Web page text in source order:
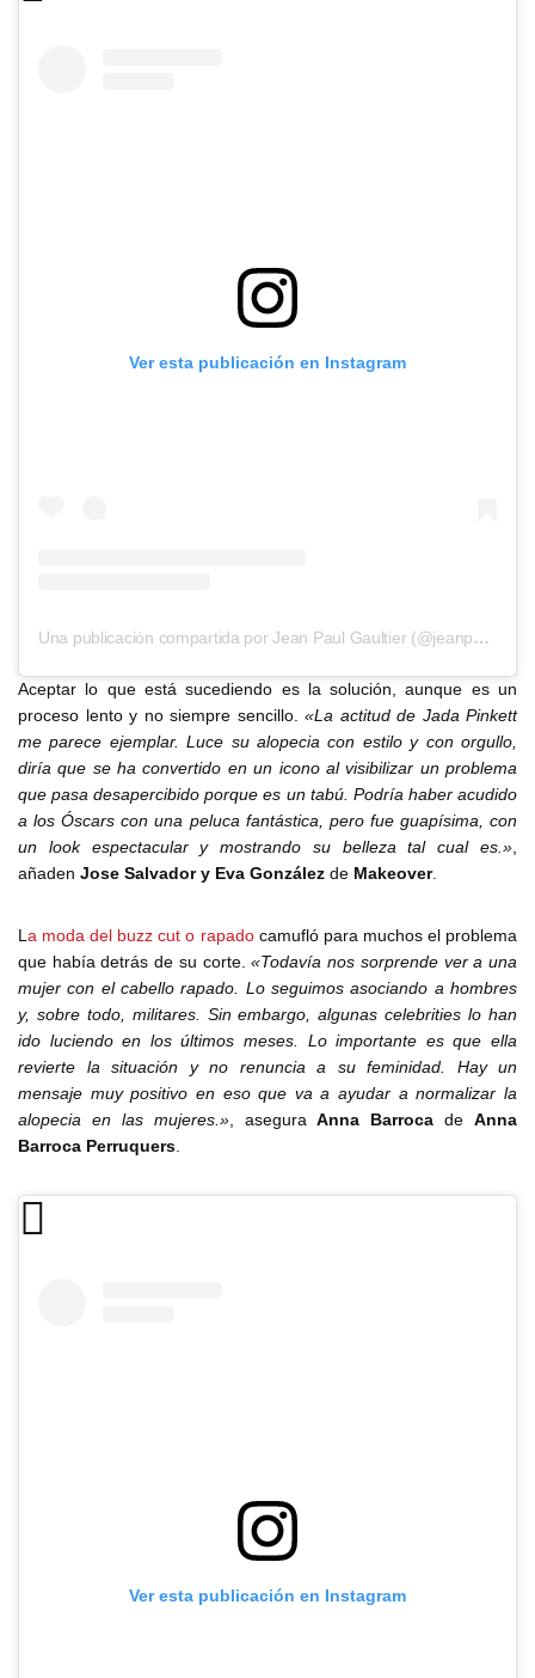
Ver esta publicación en Instagram
Una publicación compartida por Jean Paul Gaultier (@jeanpaulgaultier)
Aceptar lo que está sucediendo es la solución, aunque es un
proceso lento y no siempre sencillo. «La actitud de Jada Pinkett
me parece ejemplar. Luce su alopecia con estilo y con orgullo,
diría que se ha convertido en un icono al visibilizar un problema
que pasa desapercibido porque es un tabú. Podría haber acudido
a los Óscars con una peluca fantástica, pero fue guapísima, con
un look espectacular y mostrando su belleza tal cual es.»,
añaden Jose Salvador y Eva González de Makeover.
La moda del buzz cut o rapadocamufló para muchos el problema
que había detrás de su corte.«Todavía nos sorprende ver a una
mujer con el cabello rapado. Lo seguimos asociando a hombres
y, sobre todo, militares. Sin embargo, algunas celebrities lo han
ido luciendo en los últimos meses. Lo importante es que ella
revierte la situación y no renuncia a su feminidad. Hay un
mensaje muy positivo en eso que va a ayudar a normalizar la
alopecia en las mujeres.», aseguraAnna Barroca de Anna
Barroca Perruquers.
Ver esta publicación en Instagram